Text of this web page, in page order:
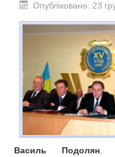
ПІДПРИЄМСТВА
ФОТОГАЛЕРЕЯ
КОНТАКТИ
Опубліковано: 23
Василь Подолян.